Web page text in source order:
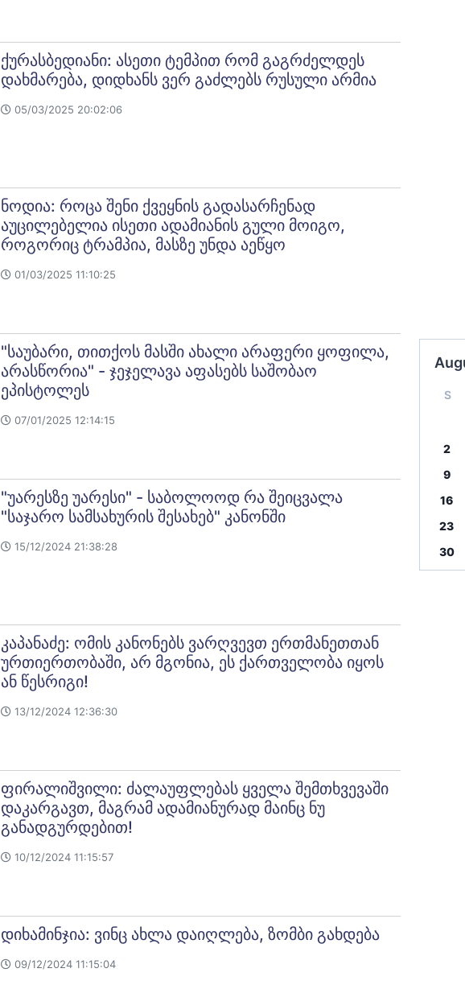
ქურასბედიანი: ასეთი ტემპით რომ გაგრძელდეს
დახმარება, დიდხანს ვერ გაძლებს რუსული არმია
05/03/2025 20:02:06
ნოდია: როცა შენი ქვეყნის გადასარჩენად
აუცილებელია ისეთი ადამიანის გული მოიგო,
როგორიც ტრამპია, მასზე უნდა აეწყო
01/03/2025 11:10:25
"საუბარი, თითქოს მასში ახალი არაფერი ყოფილა,
არასწორია" - ჯეჯელავა აფასებს საშობაო
ეპისტოლეს
07/01/2025 12:14:15
"უარესზე უარესი" - საბოლოოდ რა შეიცვალა
"საჯარო სამსახურის შესახებ" კანონში
15/12/2024 21:38:28
კაპანაძე: ომის კანონებს ვარღვევთ ერთმანეთთან
ურთიერთობაში, არ მგონია, ეს ქართველობა იყოს
ან წესრიგი!
13/12/2024 12:36:30
ფირალიშვილი: ძალაუფლებას ყველა შემთხვევაში
დაკარგავთ, მაგრამ ადამიანურად მაინც ნუ
განადგურდებით!
10/12/2024 11:15:57
დიხამინჯია: ვინც ახლა დაიღლება, ზომბი გახდება
09/12/2024 11:15:04
S
2
9
16
23
30